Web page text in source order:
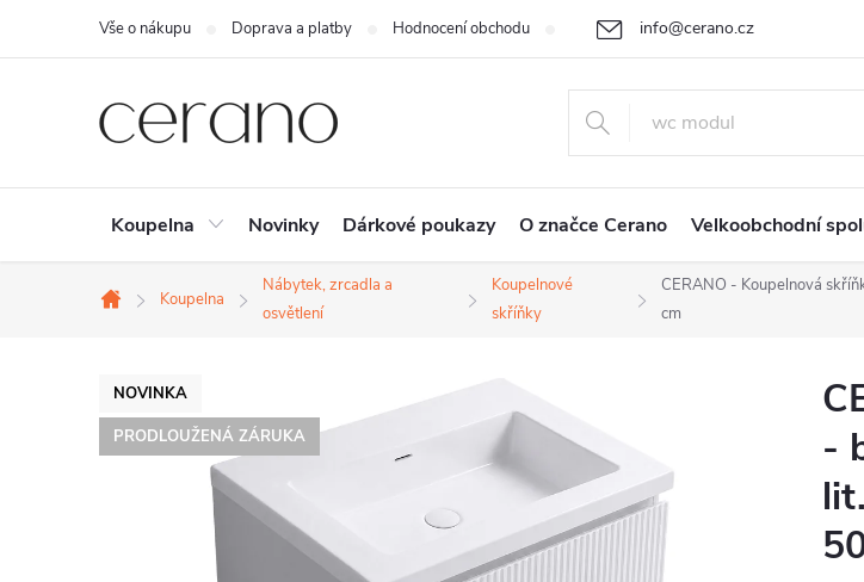
+420 226 400 232
info@cerano.cz
Vše o nákupu Doprava a platby Hodnocení obchodu Cenová nabídka na míru
Koupelna Novinky Dárkové poukazy O značce Cerano Velkoobchodní
Domů
Koupelna
Nábytek, zrcadla a
osvětlení
Koupelnové
skříňky
CERANO - Koupelnová
cm
NOVINKA
PRODLOUŽENÁ ZÁRUKA
-